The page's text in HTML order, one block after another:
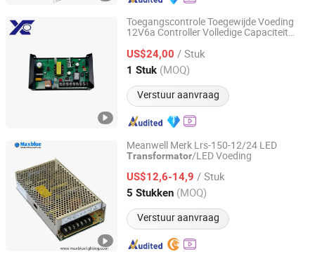
Toegangscontrole Toegewijde Voeding
12V6a Controller Volledige Capaciteit
Magnetische Slot Voedingsdoos
US$24,00 / Stuk
1 Stuk (MOQ)
Verstuur aanvraag
Zhaoqing Nuofeng Intelligent Technology Co., Ltd.
Guangdong, China Sinds 2025
Meanwell Merk Lrs-150-12/24 LED
Transformator/LED Voeding
US$12,6-14,9 / Stuk
5 Stukken (MOQ)
Verstuur aanvraag
Shenzhen Maxblue Lighting Co., Ltd.
Guangdong, China Sinds 2015